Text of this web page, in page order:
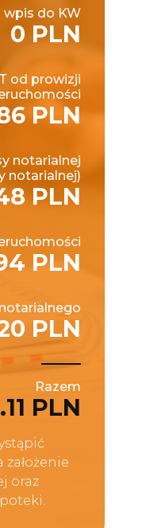
wpis do KW
0 PLN
od prowizji
PLN
notarialnej
notarialnej)
PLN
PLN
PLN
Razem
PLN
założenie
oraz